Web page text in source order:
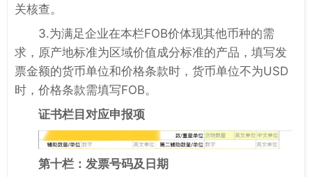
关核查。
3.为满足企业在本栏FOB价体现其他币种的需
求，原产地标准为区域价值成分标准的产品，填写发
票金额的货币单位和价格条款时，货币单位不为USD
时，价格条款需填写FOB。
证书栏目对应申报项
第十栏：发票号码及日期